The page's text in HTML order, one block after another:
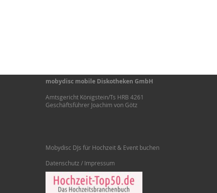
mobydisc mobile Diskotheken GmbH
Amtsgericht Königstein/Ts HRB 4261
Geschäftsführer Joachim von Götz
Mobydisc DJs für Hochzeit & Event buchen
Datenschutz / Impressum